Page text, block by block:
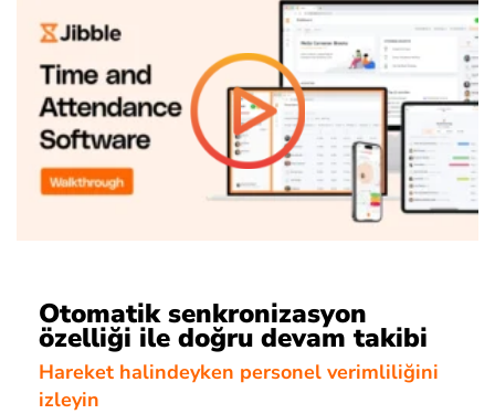
Otomatik senkronizasyon
özelliği ile doğru devam takibi
Hareket halindeyken personel verimliliğini
izleyin